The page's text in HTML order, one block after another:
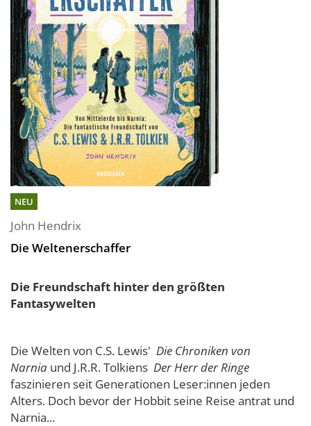
NEU
John Hendrix
Die Weltenerschaffer
Die Freundschaft hinter den größten
Fantasywelten
Die Welten von C.S. Lewis' Die Chroniken von
Narnia und J.R.R. Tolkiens Der Herr der Ringe
faszinieren seit Generationen Leser:innen jeden
Alters. Doch bevor der Hobbit seine Reise antrat und
Narnia...